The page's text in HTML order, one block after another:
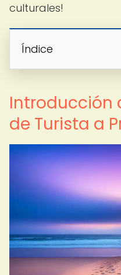
culturales!
Índice
Introducción
de Turista a